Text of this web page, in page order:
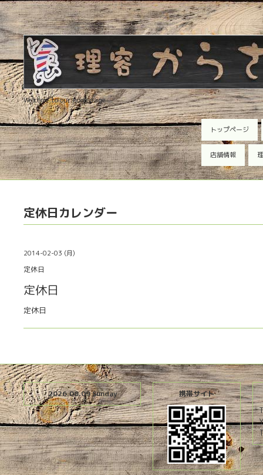
Welcome to our homepage
トップページ
店舗情報
定休日カレンダー
2014-02-03 (月)
定休日
定休日
定休日
2026.08.09 Sunday 携帯サイト